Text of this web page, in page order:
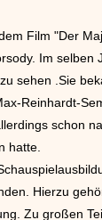
Film "Der
Im selben
sehen .Sie
Reinhardt-
schon
hatte.
Hierzu
Zu großen